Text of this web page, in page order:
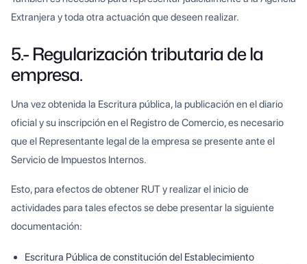
Extranjera y toda otra actuación que deseen realizar.
5.- Regularización tributaria de la
empresa.
Una vez obtenida la Escritura pública, la publicación en el diario
oficial y su inscripción en el Registro de Comercio, es necesario
que el Representante legal de la empresa se presente ante el
Servicio de Impuestos Internos.
Esto, para efectos de obtener RUT y realizar el inicio de
actividades para tales efectos se debe presentar la siguiente
documentación:
Escritura Pública de constitución del Establecimiento